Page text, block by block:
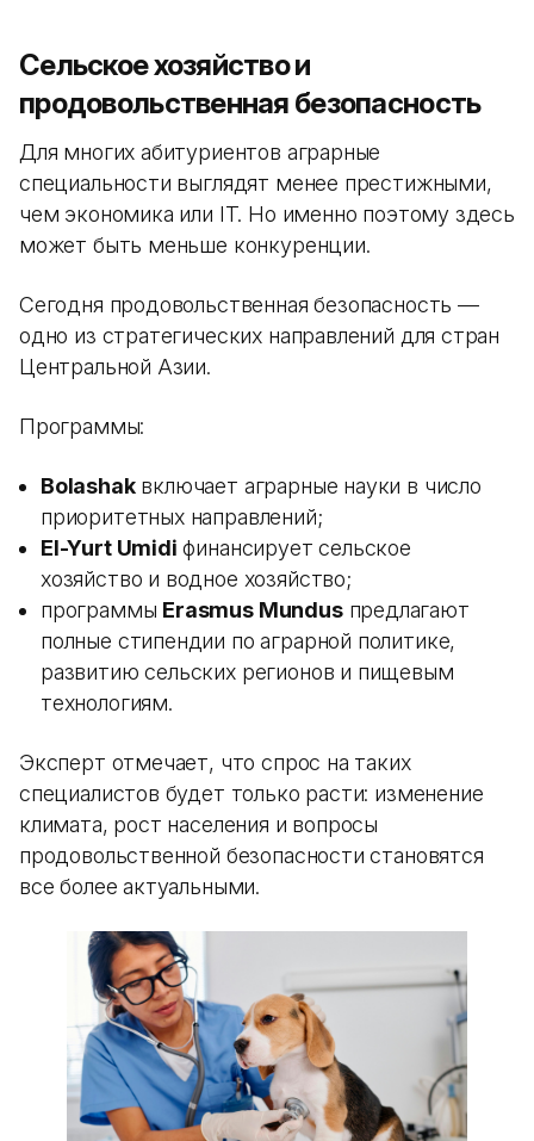
Сельское хозяйство и
продовольственная безопасность
Для многих абитуриентов аграрные
специальности выглядят менее престижными,
чем экономика или IT. Но именно поэтому здесь
может быть меньше конкуренции.
Сегодня продовольственная безопасность —
одно из стратегических направлений для стран
Центральной Азии.
Программы:
Bolashakвключает аграрные науки в число
приоритетных направлений;
El-Yurt Umidi финансирует сельское
хозяйство и водное хозяйство;
программы Erasmus Mundusпредлагают
полные стипендии по аграрной политике,
развитию сельских регионов и пищевым
технологиям.
Эксперт отмечает, что спрос на таких
специалистов будет только расти: изменение
климата, рост населения и вопросы
продовольственной безопасности становятся
все более актуальными.